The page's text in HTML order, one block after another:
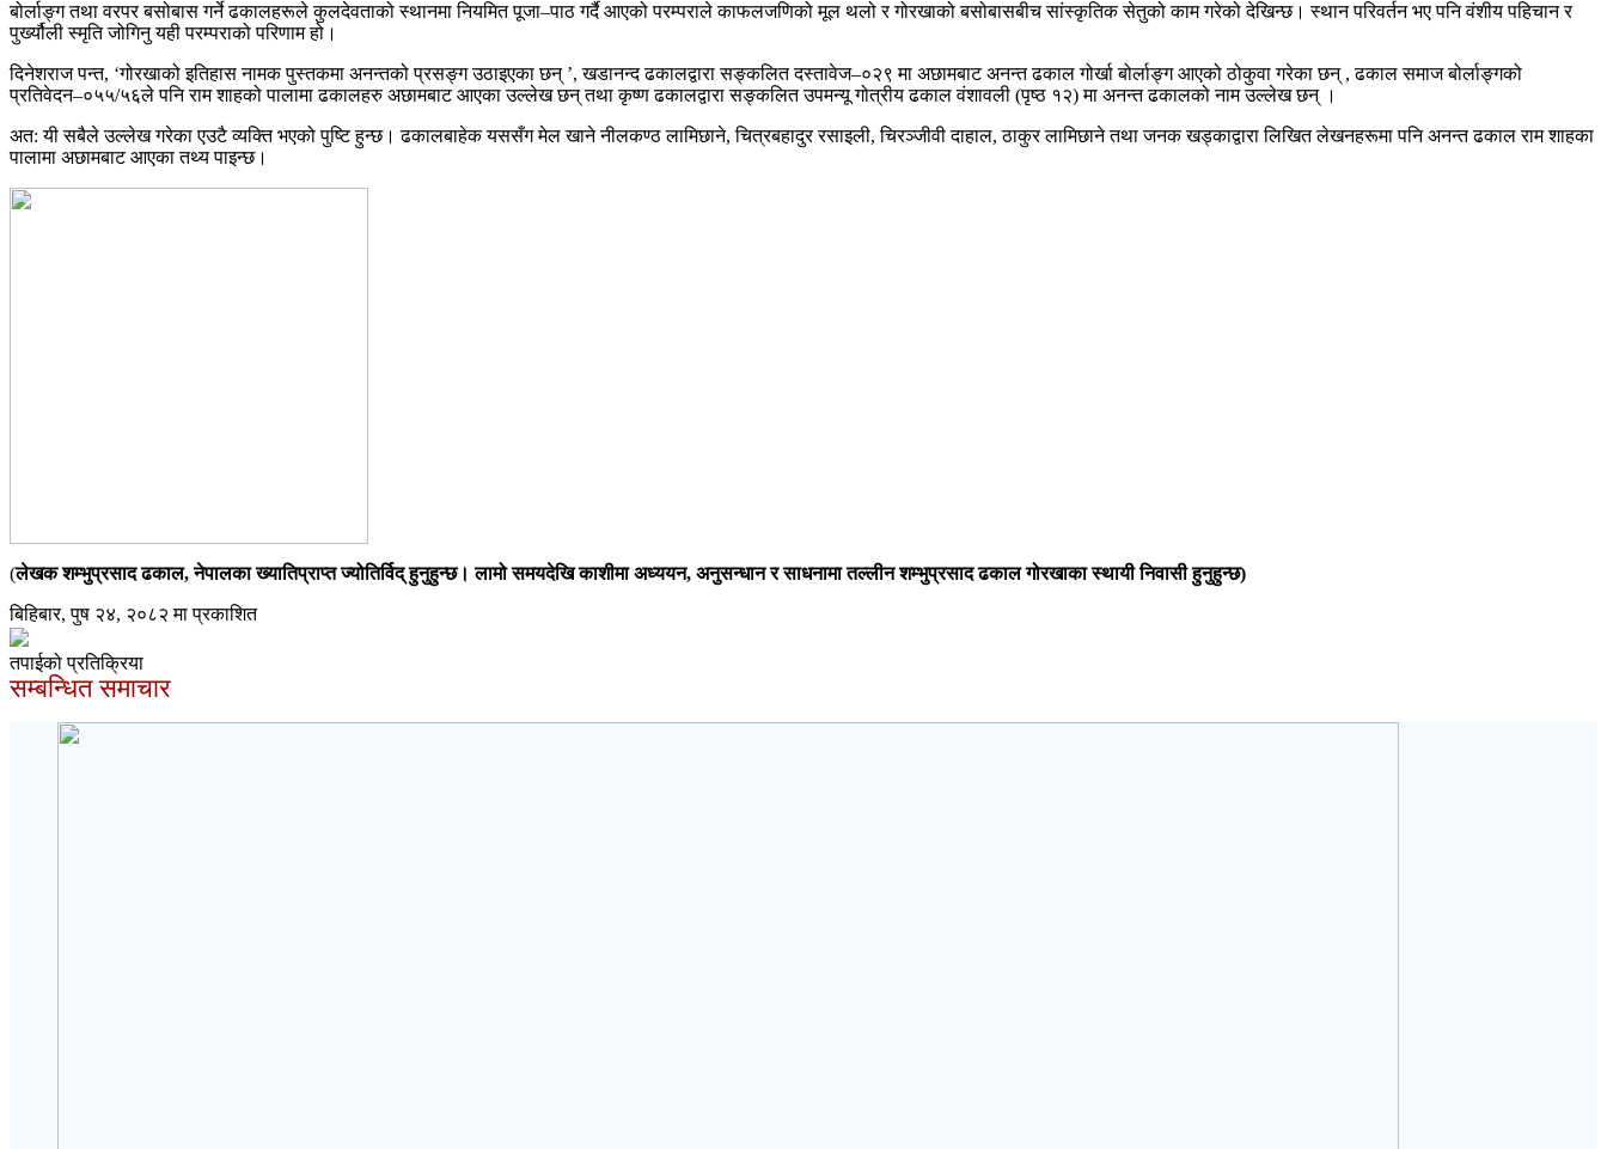
बोर्लाङ्ग तथा वरपर बसोबास गर्ने ढकालहरूले कुलदेवताको स्थानमा नियमित पूजा–पाठ गर्दै आएको परम्पराले काफलजणिको मूल थलो र गोरखाको बसोबासबीच सांस्कृतिक सेतुको काम गरेको देखिन्छ। स्थान परिवर्तन भए पनि वंशीय पहिचान र
पुर्ख्यौली स्मृति जोगिनु यही परम्पराको परिणाम हो।
दिनेशराज पन्त, ‘गोरखाको इतिहास नामक पुस्तकमा अनन्तको प्रसङ्ग उठाइएका छन् ’, खडानन्द ढकालद्वारा सङ्कलित दस्तावेज–०२९ मा अछामबाट अनन्त ढकाल गोर्खा बोर्लाङ्ग आएको ठोकुवा गरेका छन् , ढकाल समाज बोर्लाङ्गको
प्रतिवेदन–०५५/५६ले पनि राम शाहको पालामा ढकालहरु अछामबाट आएका उल्लेख छन् तथा कृष्ण ढकालद्वारा सङ्कलित उपमन्यू गोत्रीय ढकाल वंशावली (पृष्ठ १२) मा अनन्त ढकालको नाम उल्लेख छन् ।
अत: यी सबैले उल्लेख गरेका एउटै व्यक्ति भएको पुष्टि हुन्छ। ढकालबाहेक यससँग मेल खाने नीलकण्ठ लामिछाने, चित्रबहादुर रसाइली, चिरञ्जीवी दाहाल, ठाकुर लामिछाने तथा जनक खड्काद्वारा लिखित लेखनहरूमा पनि अनन्त ढकाल राम शाहका
पालामा अछामबाट आएका तथ्य पाइन्छ।
(लेखक शम्भुप्रसाद ढकाल, नेपालका ख्यातिप्राप्त ज्योतिर्विद् हुनुहुन्छ। लामो समयदेखि काशीमा अध्ययन, अनुसन्धान र साधनामा तल्लीन शम्भुप्रसाद ढकाल गोरखाका स्थायी निवासी हुनुहुन्छ)
बिहिबार, पुष २४, २०८२ मा प्रकाशित
तपाईको प्रतिक्रिया
सम्बन्धित समाचार